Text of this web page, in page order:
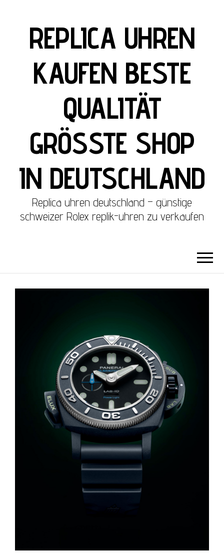
REPLICA UHREN
KAUFEN BESTE
QUALITÄT
GRÖSSTE SHOP
IN DEUTSCHLAND
Replica uhren deutschland – günstige
schweizer Rolex replik-uhren zu verkaufen